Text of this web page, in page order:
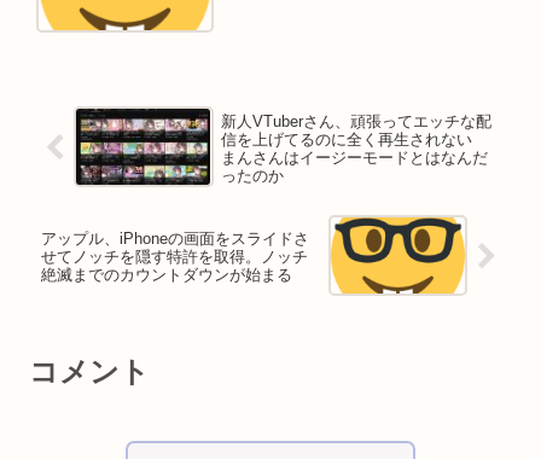
新人VTuberさん、頑張ってエッチな配
信を上げてるのに全く再生されない
まんさんはイージーモードとはなんだ
ったのか
アップル、iPhoneの画面をスライドさ
せてノッチを隠す特許を取得。ノッチ
絶滅までのカウントダウンが始まる
コメント